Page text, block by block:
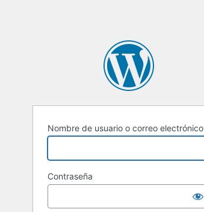
Nombre de usuario o correo electrónico
Contraseña